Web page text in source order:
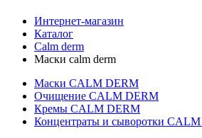
Интернет-магазин
Каталог
Calm derm
Маски calm derm
Маски CALM DERM
Очищение CALM DERM
Кремы CALM DERM
Концентраты и сыворотки